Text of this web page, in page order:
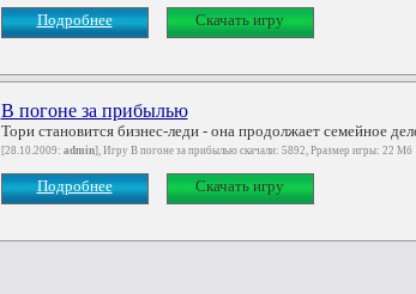
Подробнее Скачать игру
В погоне за прибылью
Тори становится бизнес-леди - она продолжает семейное
[28.10.2009: admin], Игру В погоне за прибылью скачали: 5892, Рразмер игры: 22 Мб
Подробнее Скачать игру